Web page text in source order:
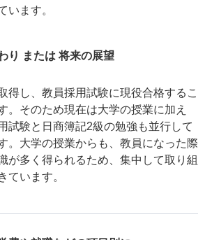
います。
り または 将来の展望
得し、教員採用試験に現役合格するこ
。そのため現在は大学の授業に加え
試験と日商簿記2級の勉強も並行して
。大学の授業からも、教員になった際
が多く得られるため、集中して取り組
ています。